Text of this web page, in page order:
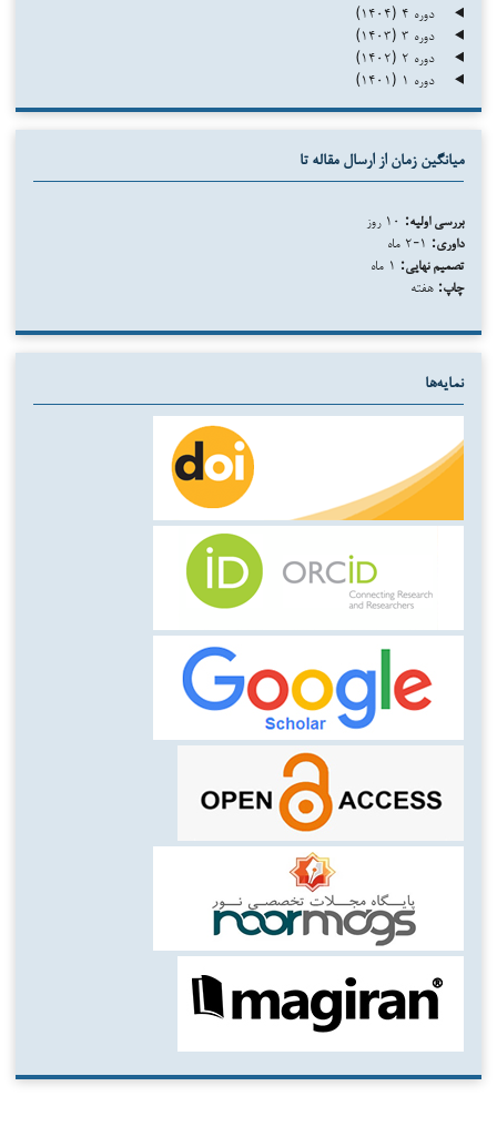
دوره ۴ (۱۴۰۴)
دوره ۳ (۱۴۰۳)
دوره ۲ (۱۴۰۲)
دوره ۱ (۱۴۰۱)
میانگین زمان از ارسال مقاله تا
بررسی اولیه:
داوری:
تصمیم نهایی:
چاپ: هفته
نمایه‌ها